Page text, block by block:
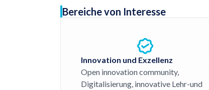
Bereiche von Interesse
Innovation und Exzellenz
Open innovation community,
Digitalisierung, innovative Lehr-und